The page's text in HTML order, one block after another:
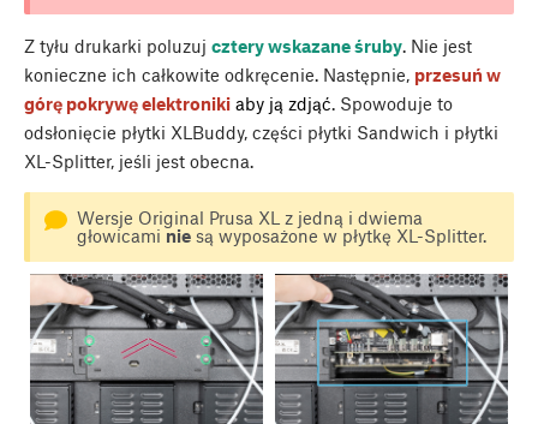
Z tyłu drukarki poluzuj cztery wskazane śruby. Nie jest
konieczne ich całkowite odkręcenie. Następnie, przesuń w
górę pokrywę elektroniki aby ją zdjąć. Spowoduje to
odsłonięcie płytki XLBuddy, części płytki Sandwich i płytki
XL-Splitter, jeśli jest obecna.
Wersje Original Prusa XL z jedną i dwiema
głowicaminiesą wyposażone w płytkę XL-Splitter.